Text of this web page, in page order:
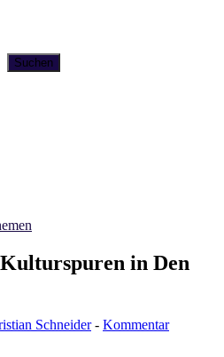
Suchen
in Den
Schneider- Kommentar